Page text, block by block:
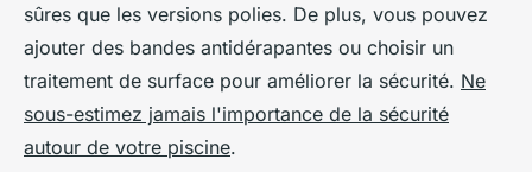
sûres que les versions polies. De plus, vous pouvez
ajouter des bandes antidérapantes ou choisir un
traitement de surface pour améliorer la sécurité. Ne
sous-estimez jamais l'importance de la sécurité
autour de votre piscine.